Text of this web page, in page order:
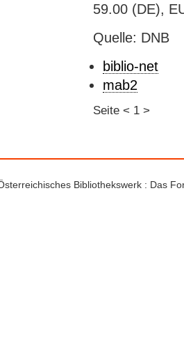
59.00 (DE),
Quelle: DNB
biblio-net
mab2
Seite < 1 >
Bibliothekswerk : Das